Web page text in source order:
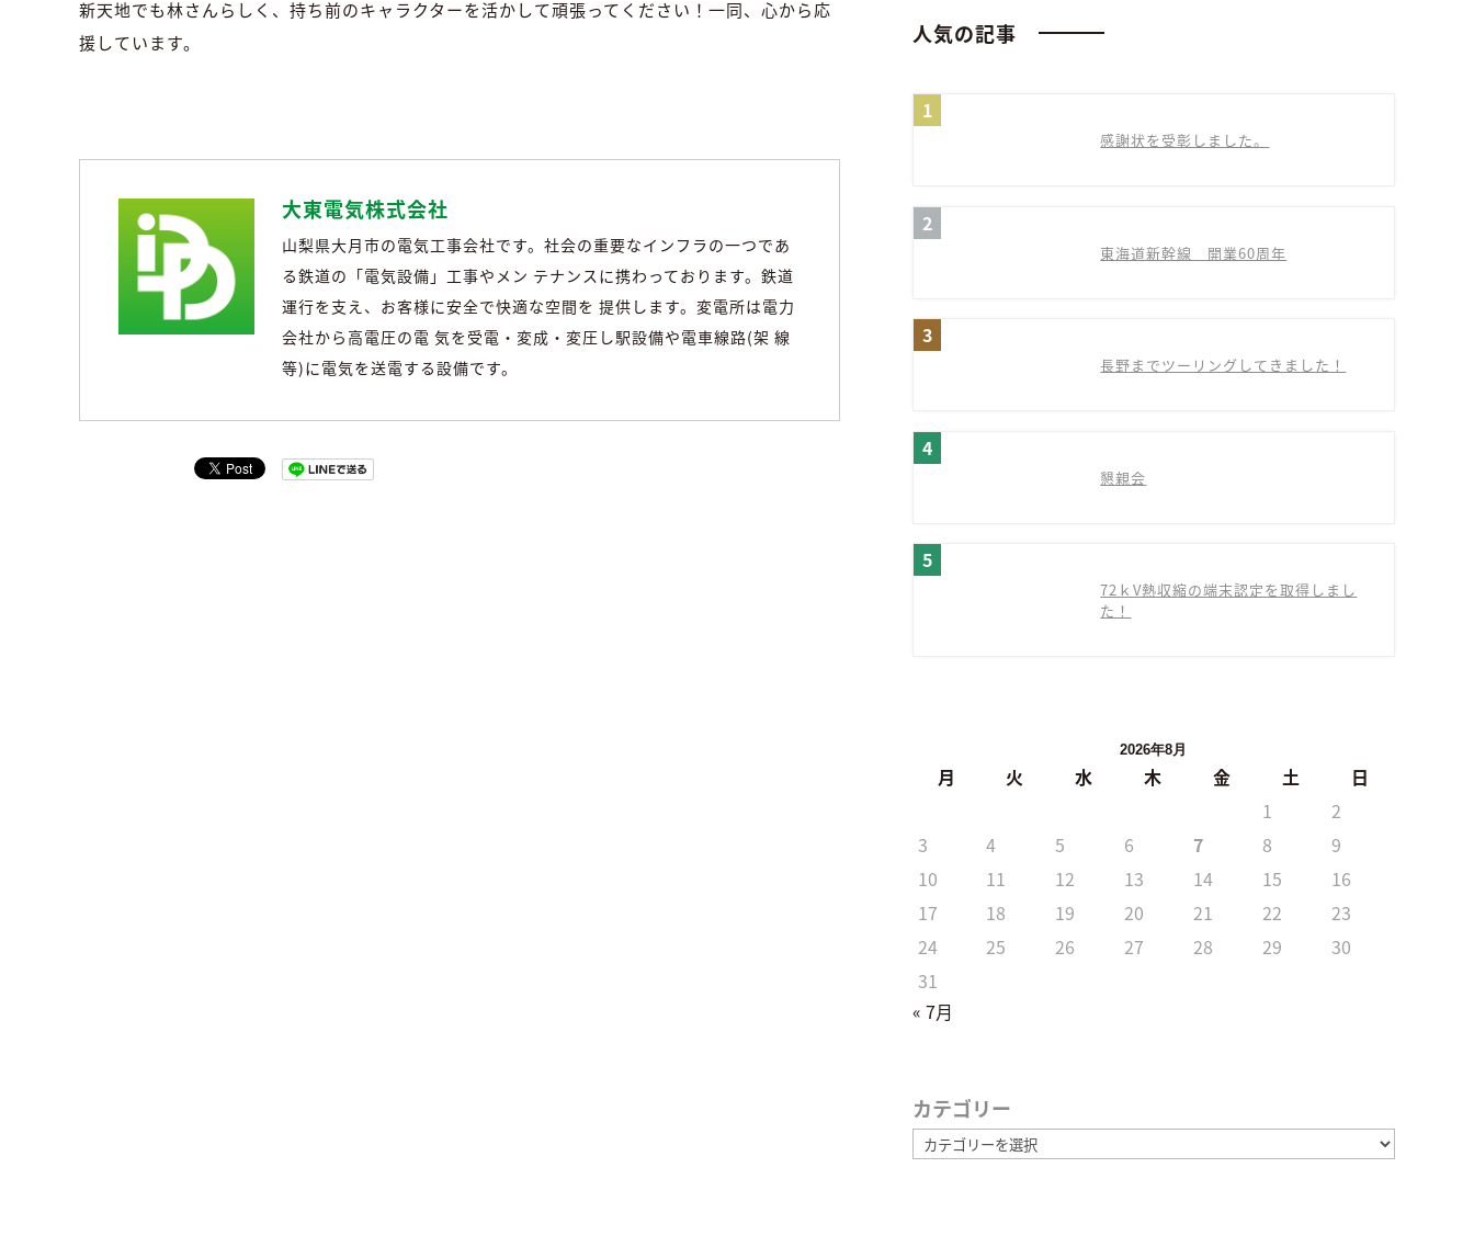
新天地でも林さんらしく、持ち前のキャラクターを活かして頑張ってください！一同、心から応
援しています。
大東電気株式会社
山梨県大月市の電気工事会社です。社会の重要なインフラの一つであ
る鉄道の「電気設備」工事やメン テナンスに携わっております。鉄道
運行を支え、お客様に安全で快適な空間を 提供します。変電所は電力
会社から高電圧の電 気を受電・変成・変圧し駅設備や電車線路(架 線
等)に電気を送電する設備です。
人気の記事
感謝状を受彰しました。
東海道新幹線 開業60周年
長野までツーリングしてきました！
懇親会
72ｋV熱収縮の端末認定を取得しまし
た！
2026年8月
月 火 水 木 金 土
日
1
2
3
4 5 6 7 8
9
10
11 12 13 14 15
16
17
18 19 20 21 22
23
24
25 26 27 28 29
30
31
« 7月
カテゴリー
カ
テ